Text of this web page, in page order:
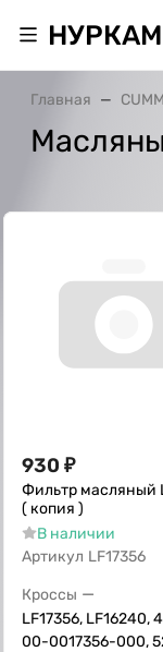
НУРКАМ
Главная
930 ₽
Фильтр масляный
( копия )
В наличии
Артикул LF17356
Кроссы —
LF17356, LF16240,
00-0017356-000,